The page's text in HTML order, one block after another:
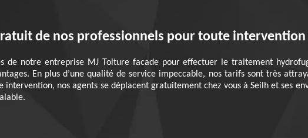
de nos professionnels pour toute intervention
de notre entreprise MJ Toiture facade pour effectuer le traitement
En plus d’une qualité de service impeccable, nos tarifs sont très
intervention, nos agents se déplacent gratuitement chez vous à Seilh et ses